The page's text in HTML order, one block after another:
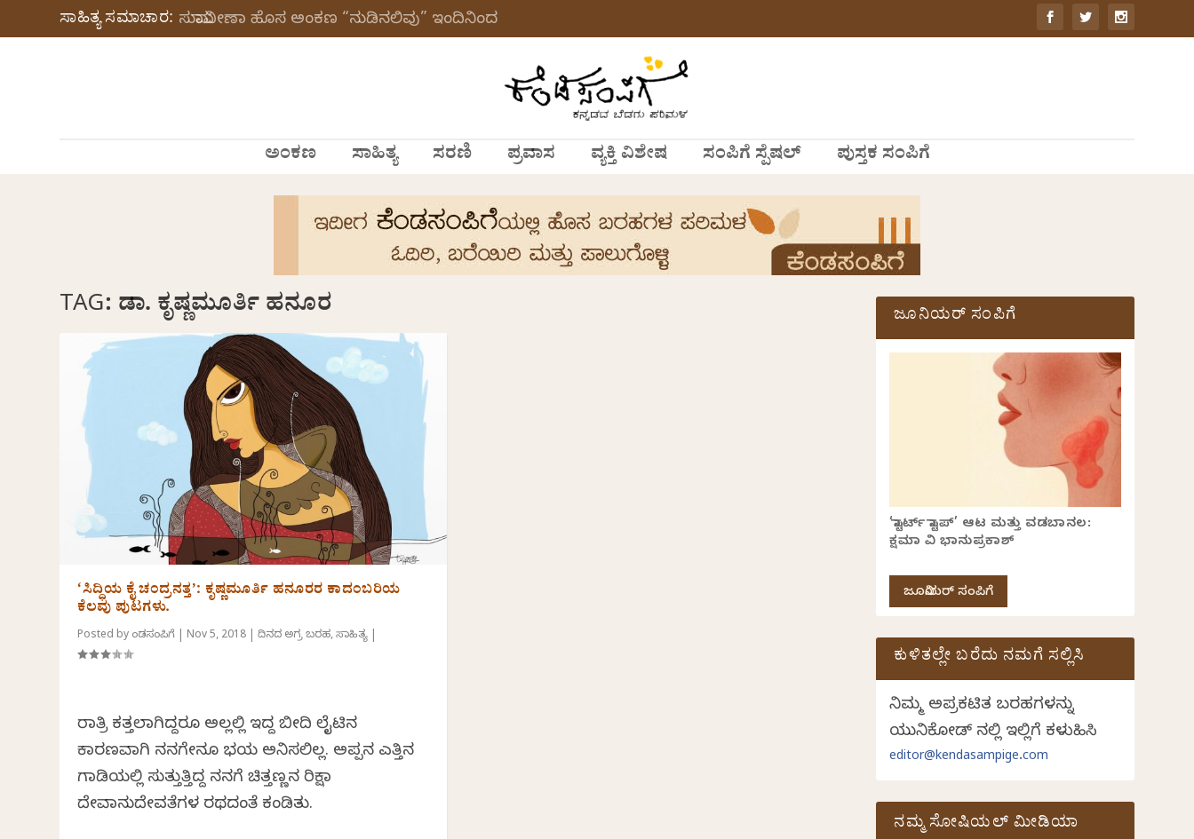
ಸಾಹಿತ್ಯ ಸಮಾಚಾರ: ಸುಮಾವೀಣಾ ಹೊಸ ಅಂಕಣ “ನುಡಿನಲಿವು” ಇಂದಿನಿಂದ
ಅಂಕಣ ಸಾಹಿತ್ಯ ಸರಣಿ ಪ್ರವಾಸ ವ್ಯಕ್ತಿ ವಿಶೇಷ ಸಂಪಿಗೆ ಸ್ಪೆಷಲ್ ಪುಸ್ತಕ ಸಂಪಿಗೆ
TAG: ಡಾ. ಕೃಷ್ಣಮೂರ್ತಿ ಹನೂರ
‘ಸಿದ್ಧಿಯ ಕೈ ಚಂದ್ರನತ್ತ’: ಕೃಷ್ಣಮೂರ್ತಿ ಹನೂರರ ಕಾದಂಬರಿಯ
ಕೆಲವು ಪುಟಗಳು.
Posted by ಕೆಂಡಸಂಪಿಗೆ Nov 5, 2018 |ದಿನದ ಅಗ್ರ ಬರಹ,ಸಾಹಿತ್ಯ
ರಾತ್ರಿ ಕತ್ತಲಾಗಿದ್ದರೂ ಅಲ್ಲಲ್ಲಿ ಇದ್ದ ಬೀದಿ ಲೈಟಿನ
ಕಾರಣವಾಗಿ ನನಗೇನೂ ಭಯ ಅನಿಸಲಿಲ್ಲ. ಅಪ್ಪನ ಎತ್ತಿನ
ಗಾಡಿಯಲ್ಲಿ ಸುತ್ತುತ್ತಿದ್ದ ನನಗೆ ಚಿತ್ತಣ್ಣನ ರಿಕ್ಷಾ
ದೇವಾನುದೇವತೆಗಳ ರಥದಂತೆ ಕಂಡಿತು.
ಜೂನಿಯರ್ ಸಂಪಿಗೆ
‘ಸ್ಟಾರ್ಟ್ ಸ್ಟಾಪ್’ ಆಟ ಮತ್ತು ವಡಬಾನಲ:
ಕ್ಷಮಾ ವಿ ಭಾನುಪ್ರಕಾಶ್
ಜೂನಿಯರ್ ಸಂಪಿಗೆ
ಕುಳಿತಲ್ಲೇ ಬರೆದು ನಮಗೆ ಸಲ್ಲಿಸಿ
ನಿಮ್ಮ ಅಪ್ರಕಟಿತ ಬರಹಗಳನ್ನು
ಯುನಿಕೋಡ್ ನಲ್ಲಿ ಇಲ್ಲಿಗೆ ಕಳುಹಿಸಿ
editor@kendasampige.com
ನಮ್ಮ ಸೋಷಿಯಲ್‌ ಮೀಡಿಯಾ